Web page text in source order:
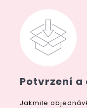
Potvrzení a
Jakmile